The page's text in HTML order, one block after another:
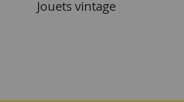
Jouets vintage